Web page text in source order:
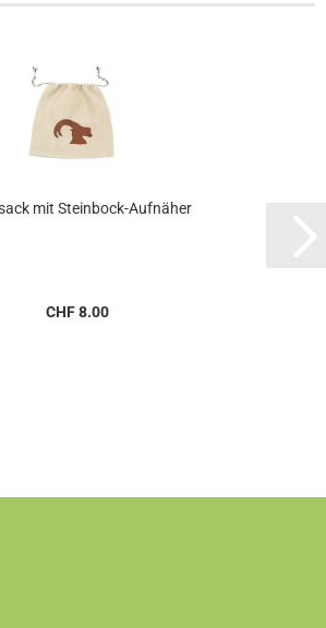
mit Steinbock-Aufnäher
CHF 8.00